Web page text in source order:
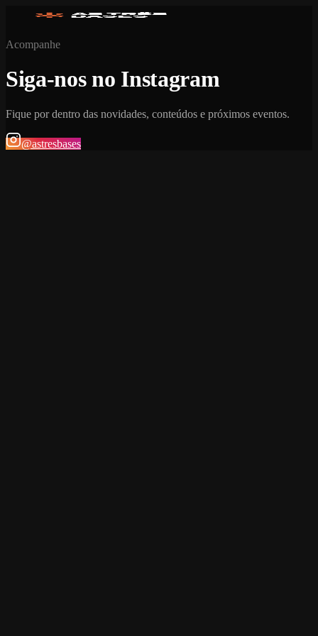
Acompanhe
Siga-nos no Instagram
Fique por dentro das novidades, conteúdos e próximos eventos.
@astresbases